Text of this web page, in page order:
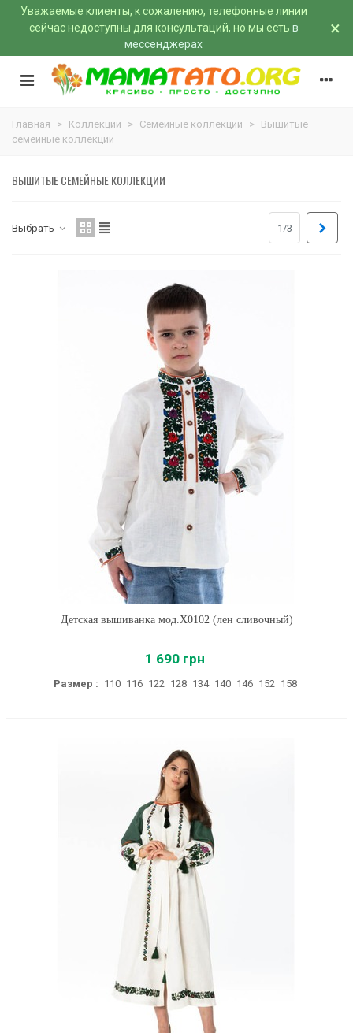
Уважаемые клиенты, к сожалению, телефонные линии
сейчас недоступны для консультаций, но мы есть в
мессенджерах
×
Главная > Коллекции > Семейные коллекции > Вышитые
семейные коллекции
ВЫШИТЫЕ СЕМЕЙНЫЕ КОЛЛЕКЦИИ
Выбрать 1/3
Детская вышиванка мод.Х0102 (лен сливочный)
1 690 грн
Размер : 110 116 122 128 134 140 146 152 158